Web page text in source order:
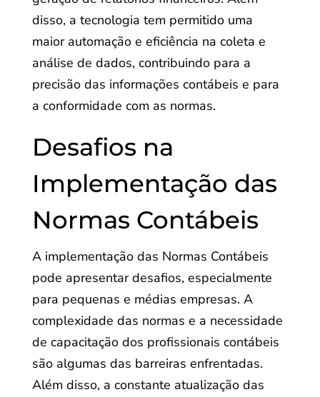
disso, a tecnologia tem permitido uma
maior automação e eficiência na coleta e
análise de dados, contribuindo para a
precisão das informações contábeis e para
a conformidade com as normas.
Desafios na
Implementação das
Normas Contábeis
A implementação das Normas Contábeis
pode apresentar desafios, especialmente
para pequenas e médias empresas. A
complexidade das normas e a necessidade
de capacitação dos profissionais contábeis
são algumas das barreiras enfrentadas.
Além disso, a constante atualização das